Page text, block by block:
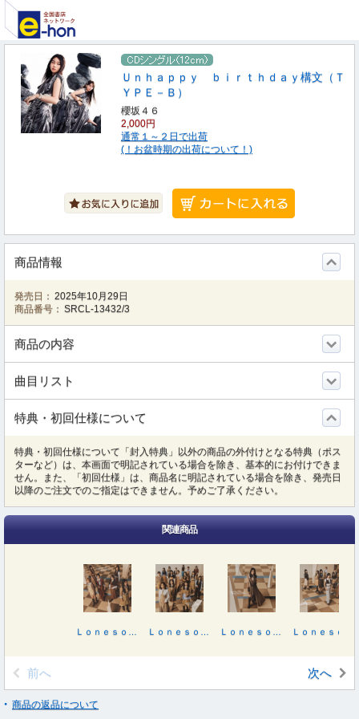
Ｕｎｈａｐｐｙ ｂｉｒｔｈｄａｙ構文（Ｔ
ＹＰＥ－Ｂ）
櫻坂４６
2,000円
通常１～２日で出荷
(！お盆時期の出荷について！)
商品情報
発売日： 2025年10月29日
商品番号： SRCL-13432/3
商品の内容
曲目リスト
特典・初回仕様について
特典・初回仕様について「封入特典」以外の商品の外付けとなる特典（ポス
ターなど）は、本画面で明記されている場合を除き、基本的にお付けできま
せん。また、「初回仕様」は、商品名に明記されている場合を除き、発売日
以降のご注文でのご指定はできません。予めご了承ください。
関連商品
前へ 次へ
商品の返品について